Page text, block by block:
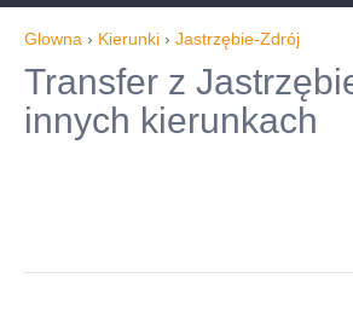
Glowna › Kierunki › Jastrzębie-Zdrój
Transfer z
innych kierunkach